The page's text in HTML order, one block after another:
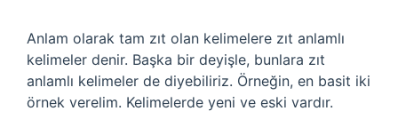
Anlam olarak tam zıt olan kelimelere zıt anlamlı
kelimeler denir. Başka bir deyişle, bunlara zıt
anlamlı kelimeler de diyebiliriz. Örneğin, en basit iki
örnek verelim. Kelimelerde yeni ve eski vardır.